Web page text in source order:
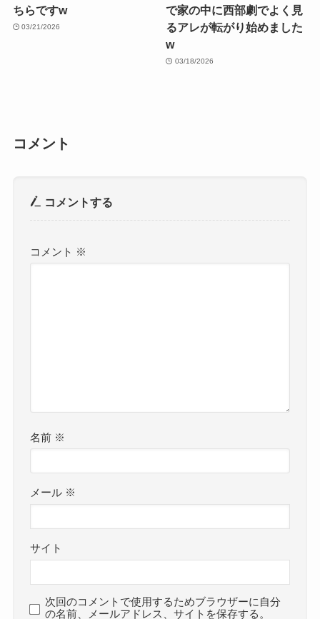
ちらですw
03/21/2026
で家の中に西部劇でよく見
るアレが転がり始めました
w
03/18/2026
コメント
コメントする
コメント ※
名前 ※
メール ※
サイト
次回のコメントで使用するためブラウザーに自分
の名前、メールアドレス、サイトを保存する。